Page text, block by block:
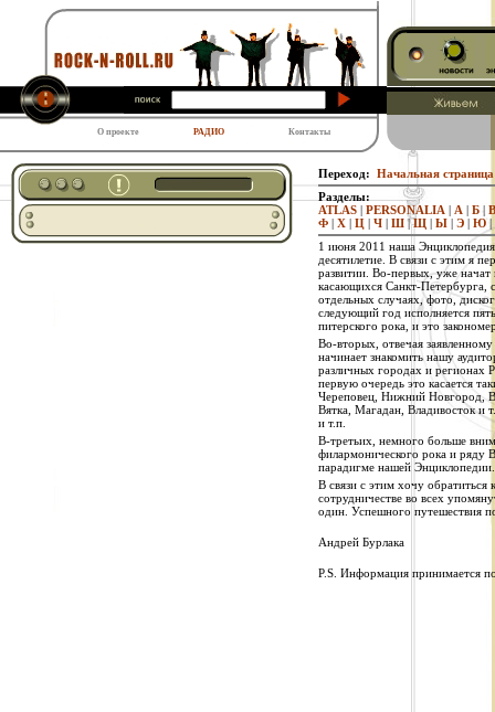
О проекте РАДИО Контакты
Переход: Начальная страница
Разделы:
ATLAS | PERSONALIA | А | Б | В
Ф | Х | Ц | Ч | Ш| Щ | Ы | Э | Ю|
1 июня 2011 наша
десятилетие. В связи с этим я
развитии. Во-первых, уже начат
касающихся Санкт-Петербурга,
отдельных случаях, фото,
следующий год исполняется
питерского рока, и это
Во-вторых, отвечая
начинает знакомить нашу
различных городах и регионах
первую очередь это касается
Череповец, Нижний Новгород,
Вятка, Магадан, Владивосток и
и т.п.
В-третьих, немного больше
филармонического рока и ряду
парадигме нашей Энциклопедии.
В связи с этим хочу
сотрудничестве во всех
один. Успешного путешествия
Андрей Бурлака
P.S. Информация принимается